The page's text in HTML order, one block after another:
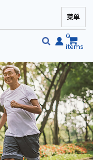
搜
索
搜
0
items
菜单